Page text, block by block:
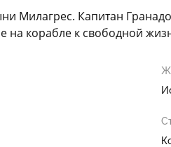
Милагрес. Капитан
на корабле к свободной